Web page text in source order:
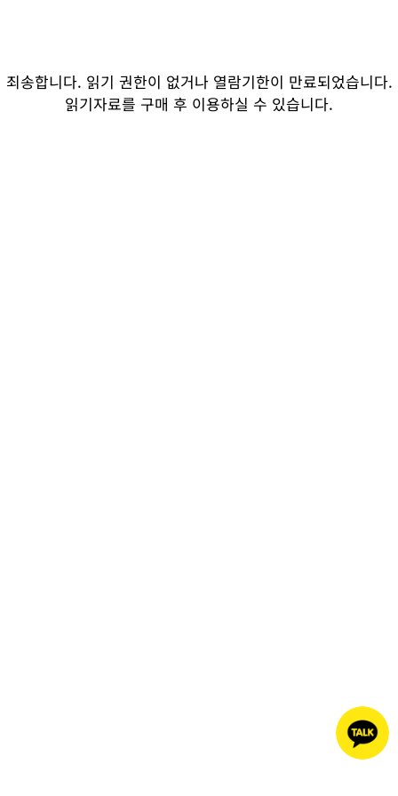
죄송합니다. 읽기 권한이 없거나 열람기한이 만료되었습니다.
읽기자료를 구매 후 이용하실 수 있습니다.